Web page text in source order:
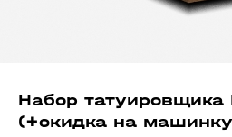
Набор
(+скидка на